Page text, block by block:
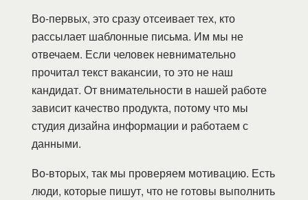
Во-первых, это сразу отсеивает тех, кто
рассылает шаблонные письма. Им мы не
отвечаем. Если человек невнимательно
прочитал текст вакансии, то это не наш
кандидат. От внимательности в нашей работе
зависит качество продукта, потому что мы
студия дизайна информации и работаем с
данными.
Во-вторых, так мы проверяем мотивацию. Есть
люди, которые пишут, что не готовы выполнить